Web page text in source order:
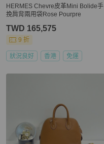
HERMES Chevre皮革Mini Bolide手
挽肩背兩用袋Rose Pourpre
TWD 165,575
9 折
狀況良好 香港 免運